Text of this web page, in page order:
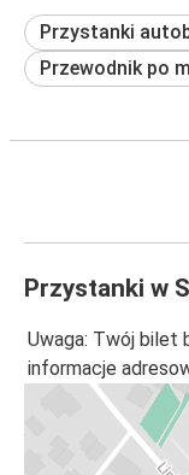
Przystanki
Przewodnik po
Przystanki w
Uwaga: Twój bilet
informacje